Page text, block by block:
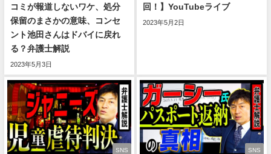
コミが報道しないワケ、処分
保留のまさかの意味、コンセ
ント池田さんはドバイに戻れ
る？弁護士解説
2023年5月3日
回！】YouTubeライブ
2023年5月2日
SNS SNS